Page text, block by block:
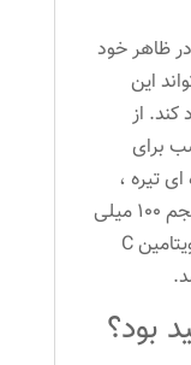
ظاهر خود
این
کند. از
برای
تیره ،
شماره رنگ 3، پایه رنگ طبیعی ، حجم 100 میلی
لیتر ، ویتامین دارد و نوع ویتامین ویتامین C
بود؟